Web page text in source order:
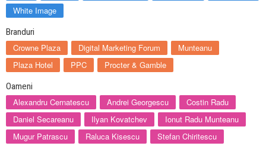
White Image
Branduri
Crowne Plaza Digital Marketing Forum
Munteanu
Plaza Hotel
PPC Procter & Gamble
Oameni
Alexandru Cernatescu Andrei Georgescu
Costin Radu
Daniel Secareanu
Ilyan Kovatchev
Ionut Radu Munteanu
Mugur Patrascu
Raluca Kisescu
Stefan Chiritescu